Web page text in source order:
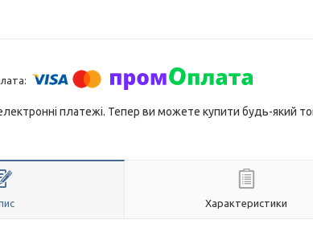
платежі. Тепер ви можете купити будь-який
Характеристики